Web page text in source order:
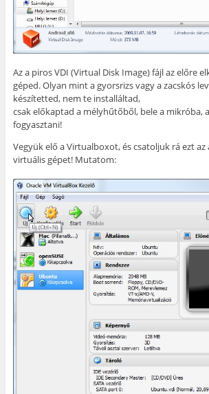
Az a piros VDI (Virtual Disk Image) fájl az előre
géped. Olyan mint a gyorsrizs vagy a zacskós
készítetted, nem te installáltad,
csak előkaptad a mélyhűtőből, bele a mikróba,
fogyasztani!
Vegyük elő a Virtualboxot, és csatoljuk rá ezt
virtuális gépet! Mutatom: